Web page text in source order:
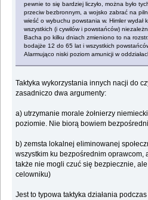
pewnie to się bardziej liczyło, można było
przeciw bezbronnym, a wojsko zabrać na
wieść o wybuchu powstania w. Himler wydał
wszystkich (i cywilów i powstańców)
Bacha po kilku dniach zmieniono to na
bodajże 12 do 65 lat i wszystkich
Alarmująco niski poziom amunicji w
Taktyka wykorzystania innych nacji do
zasadniczo dwa argumenty:
a) utrzymanie morale żołnierzy
poziomie. Nie biorą bowiem
b) zemsta lokalnej eliminowanej
wszystkim ku bezpośrednim oprawcom,
także nie mogli czuć się bezpiecznie,
celowniku)
Jest to typowa taktyka działania